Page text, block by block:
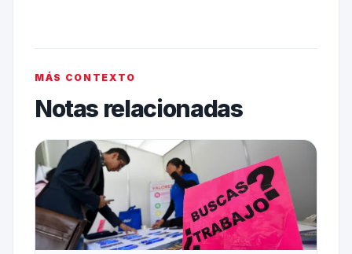
MÁS CONTEXTO
Notas relacionadas